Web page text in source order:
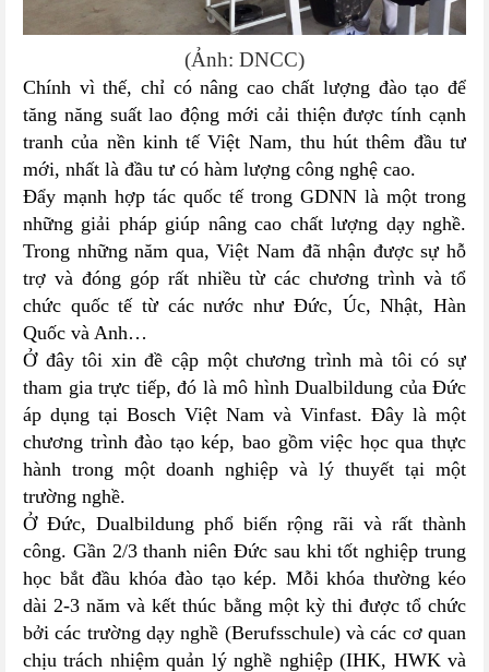
(Ảnh: DNCC)
Chính vì thế, chỉ có nâng cao chất lượng đào tạo để
tăng năng suất lao động mới cải thiện được tính cạnh
tranh của nền kinh tế Việt Nam, thu hút thêm đầu tư
mới, nhất là đầu tư có hàm lượng công nghệ cao.
Đẩy mạnh hợp tác quốc tế trong GDNN là một trong
những giải pháp giúp nâng cao chất lượng dạy nghề.
Trong những năm qua, Việt Nam đã nhận được sự hỗ
trợ và đóng góp rất nhiều từ các chương trình và tổ
chức quốc tế từ các nước như Đức, Úc, Nhật, Hàn
Quốc và Anh…
Ở đây tôi xin đề cập một chương trình mà tôi có sự
tham gia trực tiếp, đó là mô hình Dualbildung của Đức
áp dụng tại Bosch Việt Nam và Vinfast. Đây là một
chương trình đào tạo kép, bao gồm việc học qua thực
hành trong một doanh nghiệp và lý thuyết tại một
trường nghề.
Ở Đức, Dualbildung phổ biến rộng rãi và rất thành
công. Gần 2/3 thanh niên Đức sau khi tốt nghiệp trung
học bắt đầu khóa đào tạo kép. Mỗi khóa thường kéo
dài 2-3 năm và kết thúc bằng một kỳ thi được tổ chức
bởi các trường dạy nghề (Berufsschule) và các cơ quan
chịu trách nhiệm quản lý nghề nghiệp (IHK, HWK và